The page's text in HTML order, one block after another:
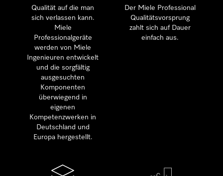
Qualität auf die man
sich verlassen kann.
Miele
Professionalgeräte
werden von Miele
Ingenieuren entwickelt
und die sorgfältig
ausgesuchten
Komponenten
überwiegend in
eigenen
Kompetenzwerken in
Deutschland und
Europa hergestellt.
Der Miele Professional
Qualitätsvorsprung
zahlt sich auf Dauer
einfach aus.